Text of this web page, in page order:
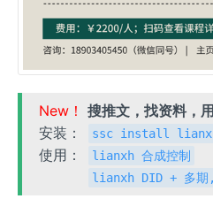
New！ 搜推文，找资料，用
安装：
ssc install
使用：
lianxh 合成控制
lianxh DID + 多期